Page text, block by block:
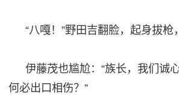
“八嘎！”野田吉翻脸，起身拔枪
伊藤茂也尴尬： “族长，我们诚
何必出口相伤？”